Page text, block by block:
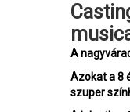
Castingot hirdet a nagyváradi Szigligeti Színház a Légy jó mindhalálig
A
Azokat a 8
szuper